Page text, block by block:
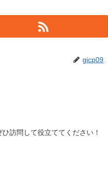
gicp09
訪問して役立ててください！